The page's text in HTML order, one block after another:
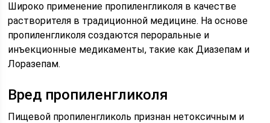
Широко применение пропиленгликоля в качестве
растворителя в традиционной медицине. На основе
пропиленгликоля создаются пероральные и
инъекционные медикаменты, такие как Диазепам и
Лоразепам.
Вред пропиленгликоля
Пищевой пропиленгликоль признан нетоксичным и